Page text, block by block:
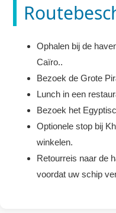
Ophalen bij de
Caïro..
Bezoek de Grote
Lunch in een
Bezoek het
Optionele stop bij
winkelen.
Retourreis naar de
voordat uw schip